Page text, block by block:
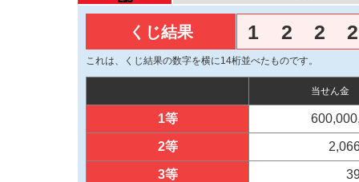
くじ結果 1 2 2 2
これは、くじ結果の数字を横に14桁並べたものです。
当せん金
1等
2等
3等